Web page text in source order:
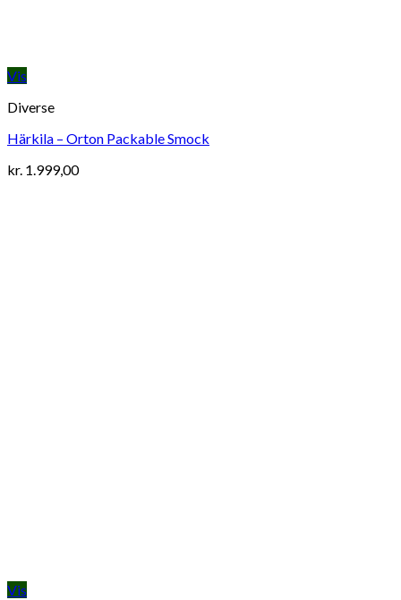
Vis
Diverse
Härkila – Orton Packable Smock
kr. 1.999,00
Vis